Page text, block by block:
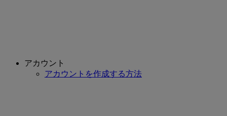
アカウント
アカウントを作成する方法